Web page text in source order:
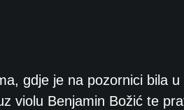
gdje je na pozornici bila
violu Benjamin Božić te